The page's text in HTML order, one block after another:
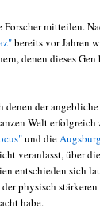
mitteilen.
bereits vor Jahren
denen dieses
der
Welt erfolgreich
und die
veranlasst, über
entschieden sich
physisch
habe.